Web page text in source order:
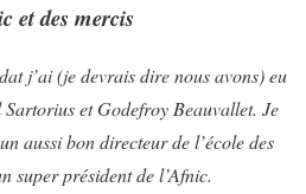
et des mercis
j’ai (je devrais dire nous avons) eu
et Godefroy Beauvallet. Je
aussi bon directeur de l’école des
super président de l’Afnic.